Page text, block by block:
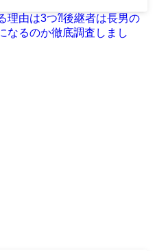
理由は3つ⁈後継者は長男の
なるのか徹底調査しまし